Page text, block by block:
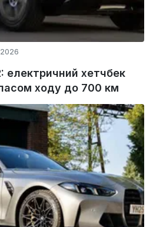
електричний хетчбек
ходу до 700 км